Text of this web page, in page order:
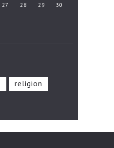
27 28 29
30
religion